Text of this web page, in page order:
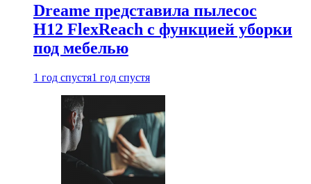
Dreame представила пылесос
H12 FlexReach с функцией уборки
под мебелью
1 год спустя1 год спустя